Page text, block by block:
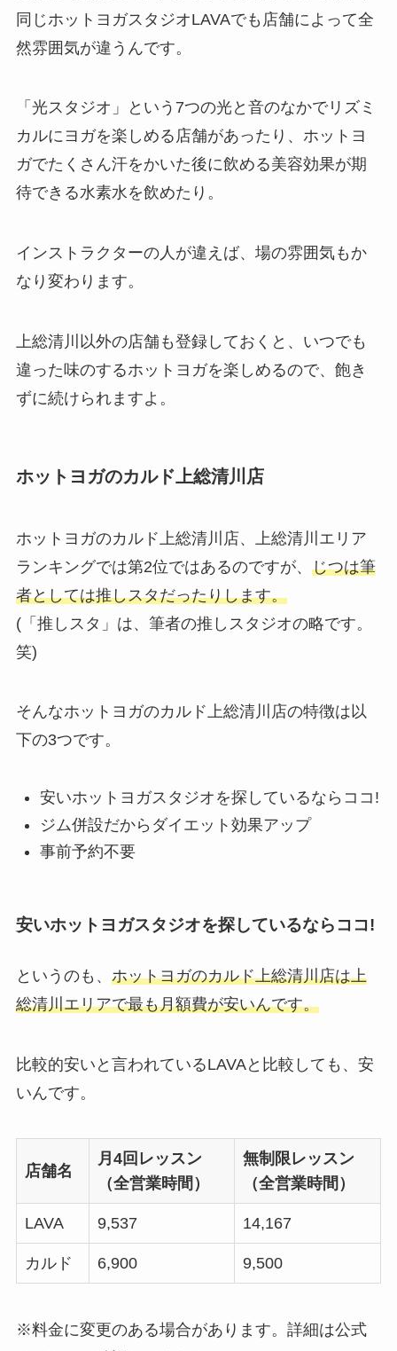
同じホットヨガスタジオLAVAでも店舗によって全
然雰囲気が違うんです。
「光スタジオ」
という7つの光と音のなかでリズミ
カルにヨガを楽しめる店舗があったり、ホットヨ
ガでたくさん汗をかいた後に飲める美容効果が期
待できる水素水を飲めたり。
インストラクターの人が違えば、場の雰囲気もか
なり変わります。
上総清川以外の店舗も登録しておくと、いつでも
違った味のするホットヨガを楽しめるので、飽き
ずに続けられますよ。
ホットヨガのカルド上総清川店
ホットヨガのカルド上総清川店、上総清川エリア
ランキングでは第2位ではあるのですが、 じつは筆
者としては推しスタだったりします。
(「推しスタ」は、筆者の推しスタジオの略です。
笑)
そんなホットヨガのカルド上総清川店の特徴は以
下の3つです。
安いホットヨガスタジオを探しているならココ!
ジム併設だからダイエット効果アップ
事前予約不要
安いホットヨガスタジオを探しているならココ!
というのも、 ホットヨガのカルド上総清川店は上
総清川エリアで最も月額費が安いんです。
比較的安いと言われているLAVAと比較しても、安
いんです。
店舗名
月4回レッスン
（全営業時間）
無制限レッスン
（全営業時間）
LAVA 9,537 14,167
カルド 6,900 9,500
※料金に変更のある場合があります。詳細は公式